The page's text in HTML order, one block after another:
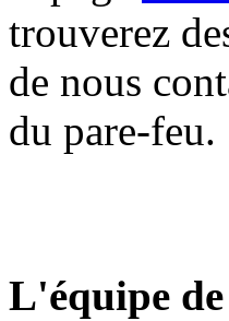
trouverez
de nous
du pare-feu.
L'équipe